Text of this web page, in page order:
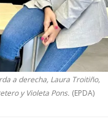
a derecha, Laura Troitiño,
y Violeta Pons. (EPDA)